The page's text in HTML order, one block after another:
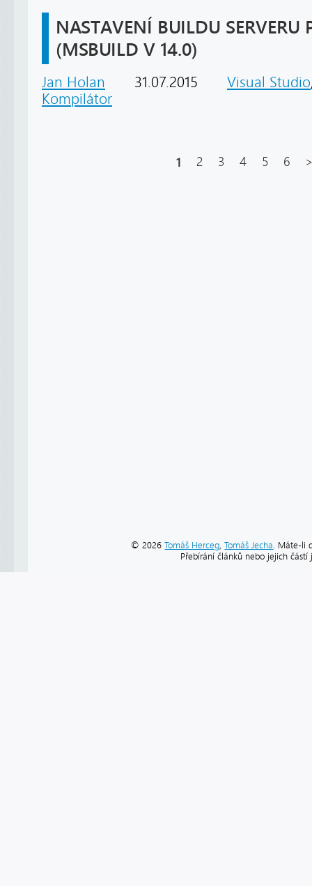
NASTAVENÍ BUILDU SERVERU
(MSBUILD V 14.0)
Jan Holan 31.07.2015 Visual Studio
Kompilátor
1 2 3 4 5 6
© 2026Tomáš Herceg,Tomáš Jecha. Máte-li
Přebírání článků nebo jejich